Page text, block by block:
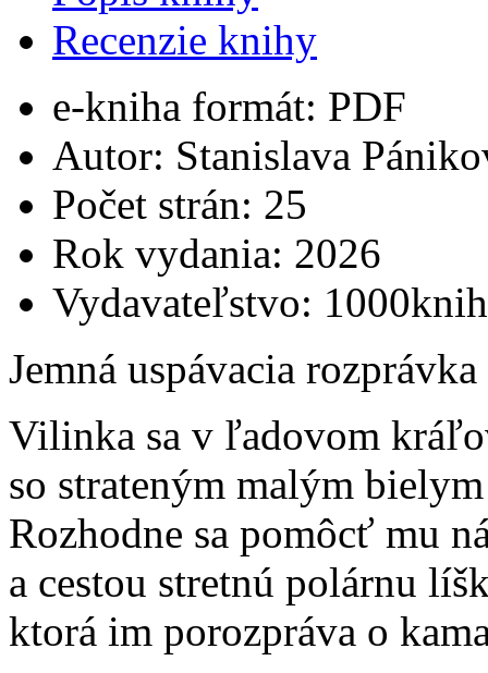
Recenzie knihy
e-kniha formát: PDF
Autor: Stanislava
Počet strán: 25
Rok vydania: 2026
Vydavateľstvo:
Jemná uspávacia
Vilinka sa v ľadovom
so strateným malým
Rozhodne sa pomôcť mu
a cestou stretnú polárnu
ktorá im porozpráva o